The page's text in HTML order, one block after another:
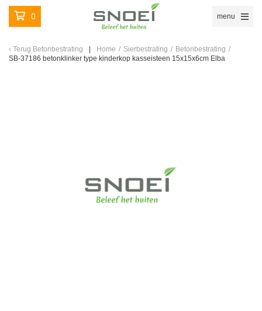
0 menu
Terug Betonbestrating Home / Sierbestrating / Betonbestrating /
SB-37186 betonklinker type kinderkop kasseisteen 15x15x6cm Elba